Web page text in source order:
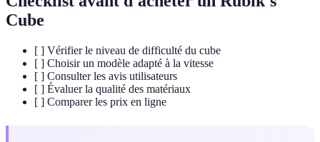
Cube
[ ] Vérifier le niveau de difficulté du cube
[ ] Choisir un modèle adapté à la vitesse
[ ] Consulter les avis utilisateurs
[ ] Évaluer la qualité des matériaux
[ ] Comparer les prix en ligne